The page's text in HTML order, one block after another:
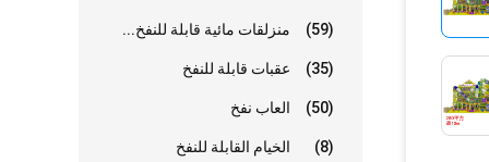
منزلقات مائية قابلة للنفخ... (59)
عقبات قابلة للنفخ (35)
العاب نفخ (50)
الخيام القابلة للنفخ (8)